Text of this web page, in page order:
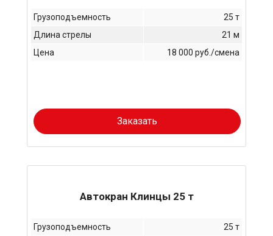
Грузоподъемность
25 т
Длина стрелы
21 м
Цена
18 000 руб./смена
Заказать
Автокран Клинцы 25 т
Грузоподъемность
25 т